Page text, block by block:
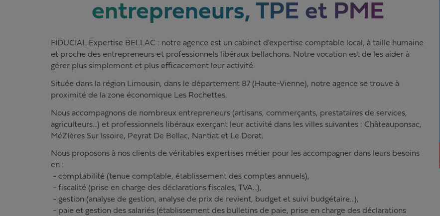
entrepreneurs, TPE et PME
FIDUCIAL Expertise BELLAC : notre agence est un cabinet d'expertise comptable local, à taille humaine
et proche des entrepreneurs et professionnels libéraux bellachons. Notre vocation est de les aider à
gérer plus simplement et plus efficacement leur activité.
Située dans la région Limousin, dans le département 87 (Haute-Vienne), notre agence se trouve à
proximité de la zone économique Les Rochettes.
Nous accompagnons de nombreux entrepreneurs (artisans, commerçants, prestataires de services,
agriculteurs…) et professionnels libéraux exerçant leur activité dans les villes suivantes : Châteauponsac,
MéZIères Sur Issoire, Peyrat De Bellac, Nantiat et Le Dorat.
Nous proposons à nos clients de véritables expertises métier pour les accompagner dans leurs besoins
en :
- comptabilité (tenue comptable, établissement des comptes annuels),
- fiscalité (prise en charge des déclarations fiscales, TVA…),
- gestion (analyse de gestion, analyse de prix de revient, budget et suivi budgétaire…),
- paie et gestion des salariés (établissement des bulletins de paie, prise en charge des déclarations